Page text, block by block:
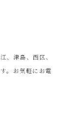
、津島、西区、
。お気軽にお電